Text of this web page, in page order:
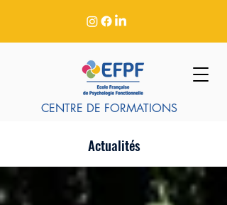
CENTRE DE FORMATIONS
Actualités